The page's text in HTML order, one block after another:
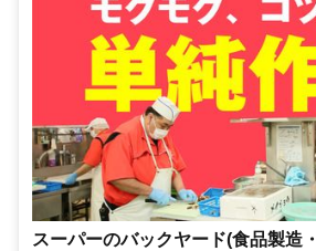
スーパーのバックヤード(食品製造